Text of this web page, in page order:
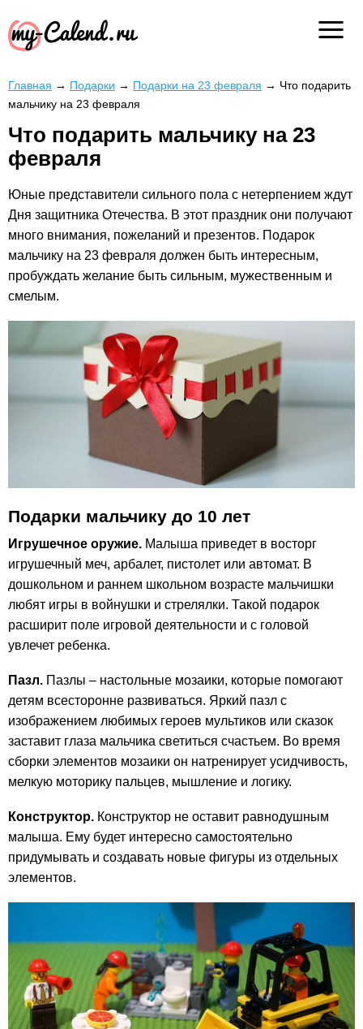
Главная → Подарки → Подарки на 23 февраля → Что подарить
мальчику на 23 февраля
Что подарить мальчику на 23
февраля
Юные представители сильного пола с нетерпением ждут
Дня защитника Отечества. В этот праздник они получают
много внимания, пожеланий и презентов. Подарок
мальчику на 23 февраля должен быть интересным,
пробуждать желание быть сильным, мужественным и
смелым.
Подарки мальчику до 10 лет
Игрушечное оружие. Малыша приведет в восторг
игрушечный меч, арбалет, пистолет или автомат. В
дошкольном и раннем школьном возрасте мальчишки
любят игры в войнушки и стрелялки. Такой подарок
расширит поле игровой деятельности и с головой
увлечет ребенка.
Пазл. Пазлы – настольные мозаики, которые помогают
детям всесторонне развиваться. Яркий пазл с
изображением любимых героев мультиков или сказок
заставит глаза мальчика светиться счастьем. Во время
сборки элементов мозаики он натренирует усидчивость,
мелкую моторику пальцев, мышление и логику.
Конструктор. Конструктор не оставит равнодушным
малыша. Ему будет интересно самостоятельно
придумывать и создавать новые фигуры из отдельных
элементов.